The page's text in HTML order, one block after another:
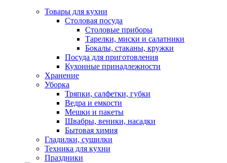
Товары для кухни
Столовая посуда
Столовые приборы
Тарелки, миски и салатники
Бокалы, стаканы, кружки
Посуда для приготовления
Кухонные принадлежности
Хранение
Уборка
Тряпки, салфетки, губки
Ведра и емкости
Мешки и пакеты
Швабры, веники, насадки
Бытовая химия
Гладилки, сушилки
Техника для кухни
Праздники